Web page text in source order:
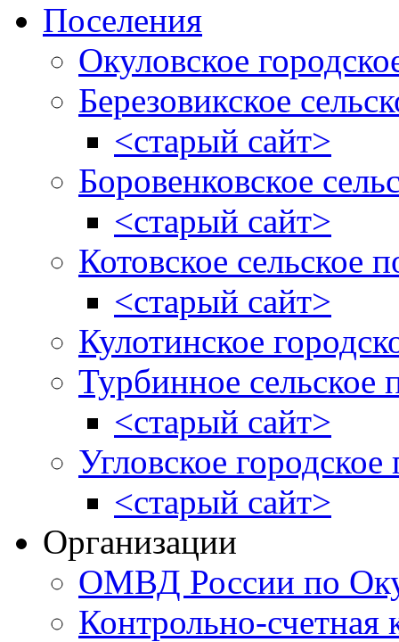
Поселения
Окуловское
Березовикское
<старый сайт>
Боровенковское
<старый сайт>
Котовское сельское
<старый сайт>
Кулотинское
Турбинное сельское
<старый сайт>
Угловское городское
<старый сайт>
Организации
ОМВД России по
Контрольно-счетная